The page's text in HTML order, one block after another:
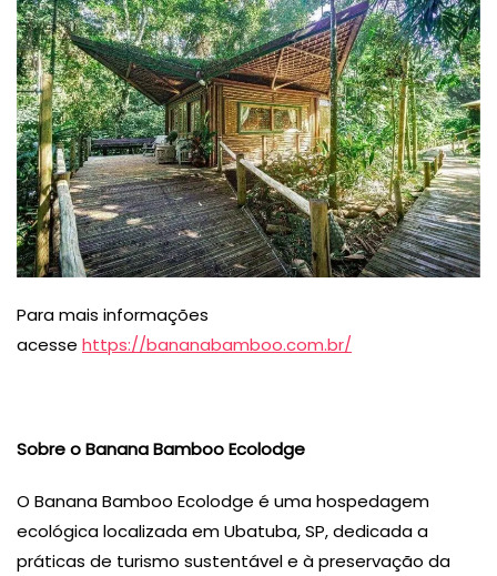
Para mais informações
acesse https://bananabamboo.com.br/
Sobre o Banana Bamboo Ecolodge
O Banana Bamboo Ecolodge é uma hospedagem
ecológica localizada em Ubatuba, SP, dedicada a
práticas de turismo sustentável e à preservação da